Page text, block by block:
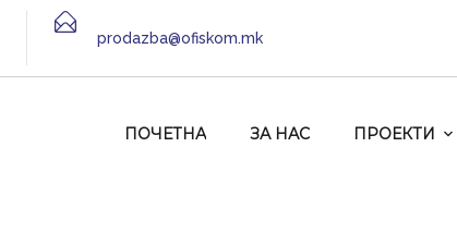
prodazba@ofiskom.mk
ПОЧЕТНА ЗА НАС ПРОЕКТИ